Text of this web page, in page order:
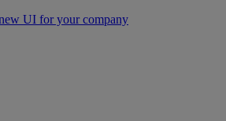
UI for your company